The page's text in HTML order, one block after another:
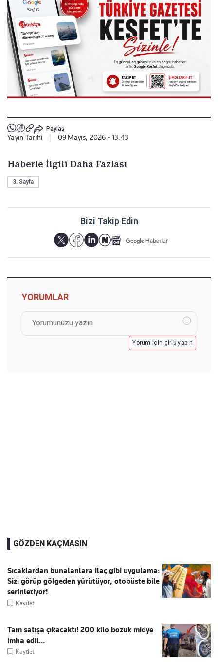
Paylaş
Yayın Tarihi 09 Mayıs, 2026 - 13:43
Haberle İlgili Daha Fazlası
3. Sayfa
Bizi Takip Edin
YORUMLAR
Yorum için giriş yapın
GÖZDEN KAÇMASIN
Sıcaklardan bunalanlara ilaç gibi uygulama:
Sizi görüp gölgeden yürütüyor, otobüste bile
serinletiyor!
Kaydet
Tam satışa çıkacaktı! 200 kilo bozuk midye
imha edil...
Kaydet